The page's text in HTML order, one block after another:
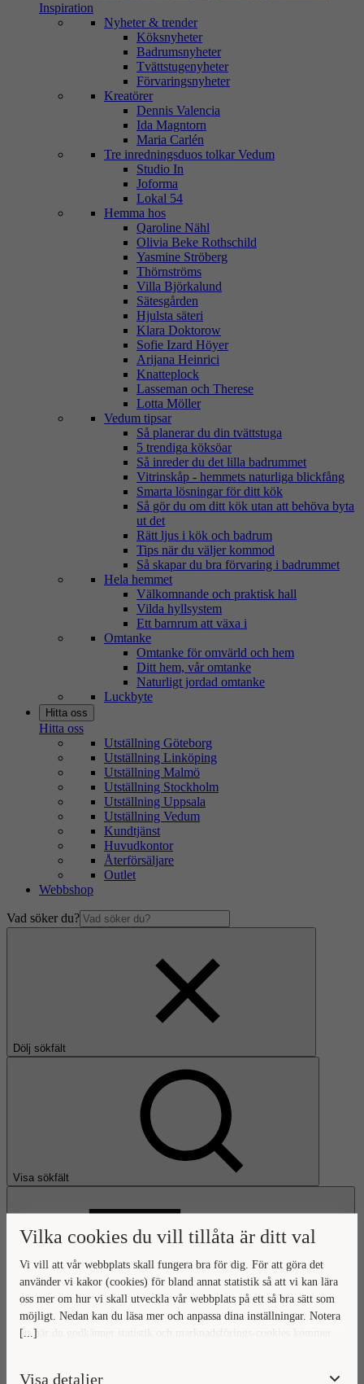
Vilka cookies du vill tillåta är ditt val
[...]
Vi vill att vår webbplats skall fungera bra för dig. För att göra det
använder vi kakor (cookies) för bland annat statistik så att vi kan lära
oss mer om hur vi skall utveckla vår webbplats på ett så bra sätt som
möjligt. Nedan kan du läsa mer och anpassa dina inställningar. Notera
att när du godkänner statistik och marknadsförings-cookies kommer
Visa detaljer
Inspiration
Nyheter & trender
Köksnyheter
Badrumsnyheter
Tvättstugenyheter
Förvaringsnyheter
Kreatörer
Dennis Valencia
Ida Magntorn
Maria Carlén
Tre inredningsduos tolkar Vedum
Studio In
Joforma
Lokal 54
Hemma hos
Qaroline Nähl
Olivia Beke Rothschild
Yasmine Ströberg
Thörnströms
Villa Björkalund
Sätesgården
Hjulsta säteri
Klara Doktorow
Sofie Izard Höyer
Arijana Heinrici
Knatteplock
Lasseman och Therese
Lotta Möller
Vedum tipsar
Så planerar du din tvättstuga
5 trendiga köksöar
Så inreder du det lilla badrummet
Vitrinskåp - hemmets naturliga blickfång
Smarta lösningar för ditt kök
Så gör du om ditt kök utan att behöva byta
ut det
Rätt ljus i kök och badrum
Tips när du väljer kommod
Så skapar du bra förvaring i badrummet
Hela hemmet
Välkomnande och praktisk hall
Vilda hyllsystem
Ett barnrum att växa i
Omtanke
Omtanke för omvärld och hem
Ditt hem, vår omtanke
Naturligt jordad omtanke
Luckbyte
Hitta oss
Hitta oss
Utställning Göteborg
Utställning Linköping
Utställning Malmö
Utställning Stockholm
Utställning Uppsala
Utställning Vedum
Kundtjänst
Huvudkontor
Återförsäljare
Outlet
Webbshop
Vad söker du?
Dölj sökfält
Visa sökfält
Gå till startsidan